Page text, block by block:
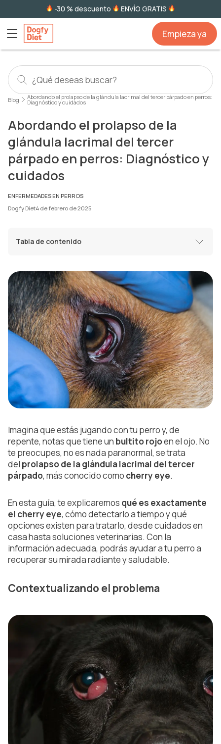
-30 % descuento ENVÍO GRATIS
Empieza ya
Blog Abordando el prolapso de la glándula lacrimal del tercer párpado en perros:
Diagnóstico y cuidados
Abordando el prolapso de la
glándula lacrimal del tercer
párpado en perros: Diagnóstico y
cuidados
ENFERMEDADES EN PERROS
Dogfy Diet4 de febrero de 2025
Tabla de contenido
Imagina que estás jugando con tu perro y, de
repente, notas que tiene un bultito rojoen el ojo. No
te preocupes, no es nada paranormal, se trata
del prolapso de la glándula lacrimal del tercer
párpado, más conocido como cherry eye.
En esta guía, te explicaremos qué es exactamente
el cherry eye, cómo detectarlo a tiempo y qué
opciones existen para tratarlo, desde cuidados en
casa hasta soluciones veterinarias. Con la
información adecuada, podrás ayudar a tu perro a
recuperar su mirada radiante y saludable.
Contextualizando el problema